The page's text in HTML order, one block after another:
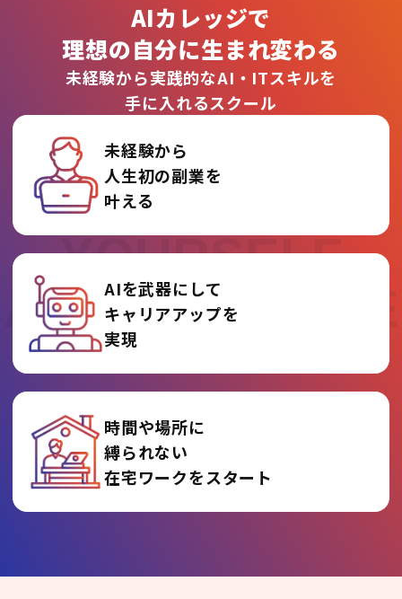
REINVENT
YOURSELF
AT AI COLLEGE
AIカレッジで
理想の自分に生まれ変わる
未経験から実践的なAI・ITスキルを
手に入れるスクール
未経験から
人生初の副業を
叶える
AIを武器にして
キャリアアップを
実現
時間や場所に
縛られない
在宅ワークをスタート